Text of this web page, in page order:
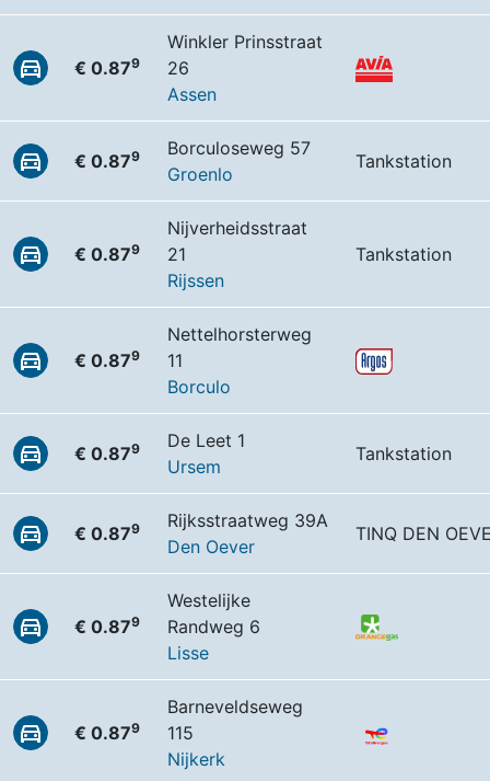
€ 0.879
Winkler Prinsstraat
26
Assen
€ 0.879
Borculoseweg 57
Groenlo
Tankstation
€ 0.879
Nijverheidsstraat
21
Rijssen
Tankstation
€ 0.879
Nettelhorsterweg
11
Borculo
€ 0.879
De Leet 1
Ursem
Tankstation
€ 0.879
Rijksstraatweg 39A
Den Oever
TINQ DEN
€ 0.879
Westelijke
Randweg 6
Lisse
€ 0.879
Barneveldseweg
115
Nijkerk